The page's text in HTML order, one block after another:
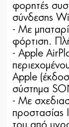
φορητές
σύνδεσης
- Με
φόρτιση.
- Apple
Apple
σύστημα
- Με
προστασίας